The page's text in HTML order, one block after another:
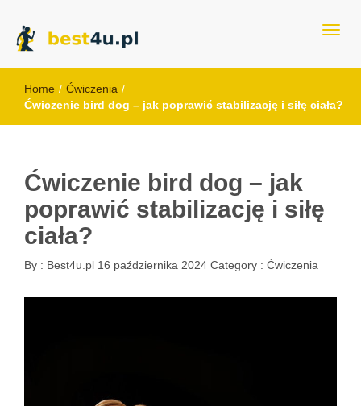
best4u.pl
Home / Ćwiczenia /
Ćwiczenie bird dog – jak poprawić stabilizację i siłę ciała?
Ćwiczenie bird dog – jak
poprawić stabilizację i siłę
ciała?
By : Best4u.pl 16 października 2024 Category : Ćwiczenia